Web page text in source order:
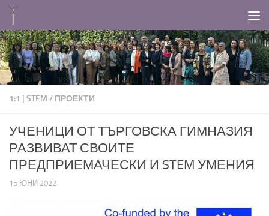
1:1 | STEM / ПРОЕКТИ
УЧЕНИЦИ ОТ ТЪРГОВСКА ГИМНАЗИЯ
РАЗВИВАТ СВОИТЕ
ПРЕДПРИЕМАЧЕСКИ И STEM УМЕНИЯ
15 ЮНИ 2022